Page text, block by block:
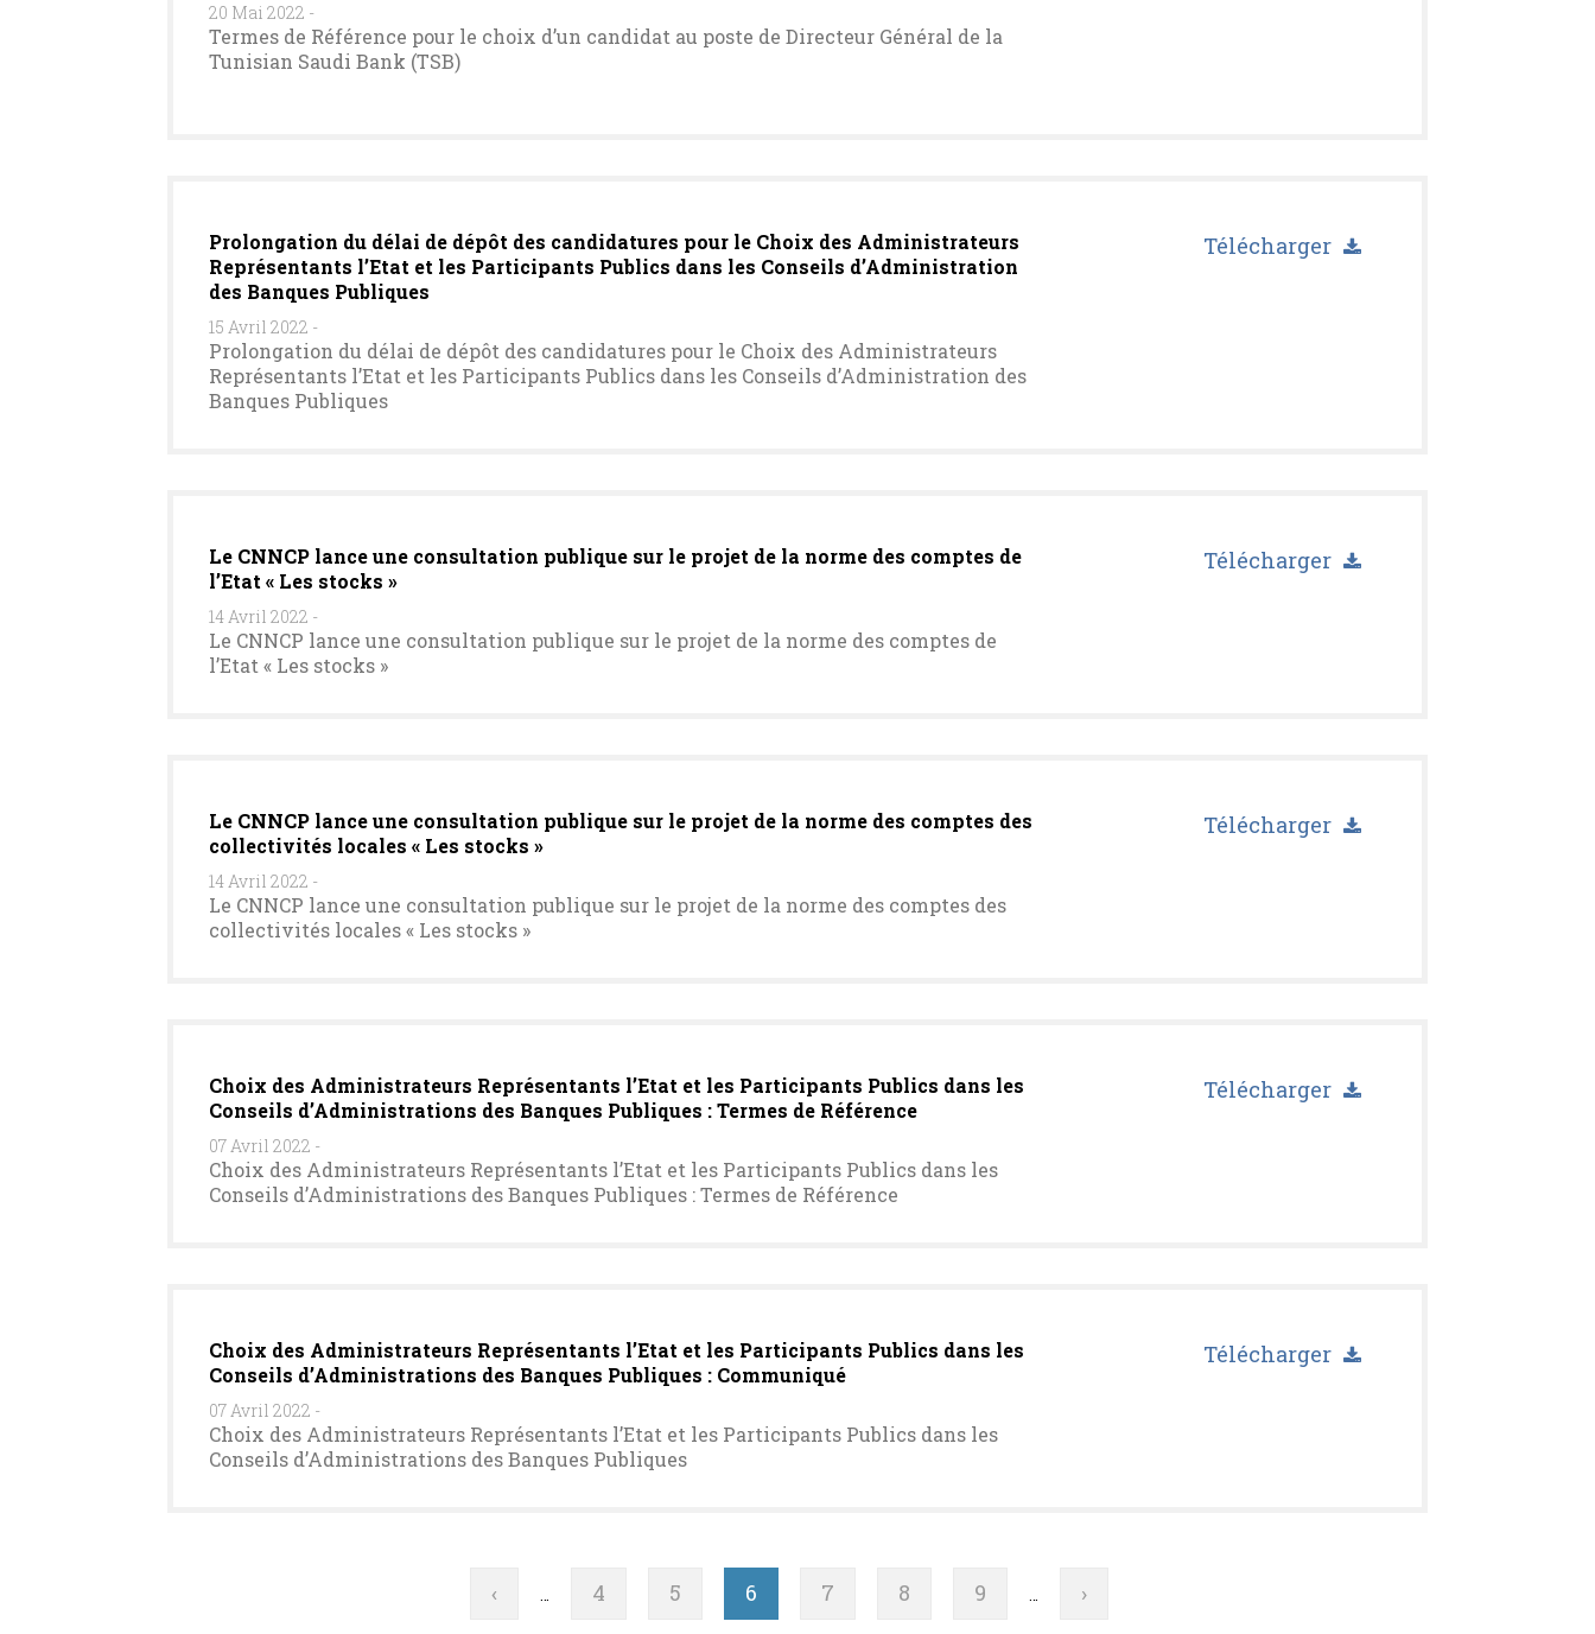
20 Mai 2022 -
Termes de Référence pour le choix d’un candidat au poste de Directeur Général de la
Tunisian Saudi Bank (TSB)
Prolongation du délai de dépôt des candidatures pour le Choix des Administrateurs
Représentants l’Etat et les Participants Publics dans les Conseils d’Administration
des Banques Publiques
15 Avril 2022 -
Prolongation du délai de dépôt des candidatures pour le Choix des Administrateurs
Représentants l’Etat et les Participants Publics dans les Conseils d’Administration des
Banques Publiques
Télécharger
Le CNNCP lance une consultation publique sur le projet de la norme des comptes de
l’Etat « Les stocks »
14 Avril 2022 -
Le CNNCP lance une consultation publique sur le projet de la norme des comptes de
l’Etat « Les stocks »
Télécharger
Le CNNCP lance une consultation publique sur le projet de la norme des comptes des
collectivités locales « Les stocks »
14 Avril 2022 -
Le CNNCP lance une consultation publique sur le projet de la norme des comptes des
collectivités locales « Les stocks »
Télécharger
Choix des Administrateurs Représentants l’Etat et les Participants Publics dans les
Conseils d’Administrations des Banques Publiques : Termes de Référence
07 Avril 2022 -
Choix des Administrateurs Représentants l’Etat et les Participants Publics dans les
Conseils d’Administrations des Banques Publiques : Termes de Référence
Télécharger
Choix des Administrateurs Représentants l’Etat et les Participants Publics dans les
Conseils d’Administrations des Banques Publiques : Communiqué
07 Avril 2022 -
Choix des Administrateurs Représentants l’Etat et les Participants Publics dans les
Conseils d’Administrations des Banques Publiques
Télécharger
Page
‹ Page
4 Page
5 Page
6 Page
7 Page
8 Page
9
Page
›